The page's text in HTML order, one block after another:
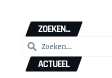
ZOEKEN...
ACTUEEL